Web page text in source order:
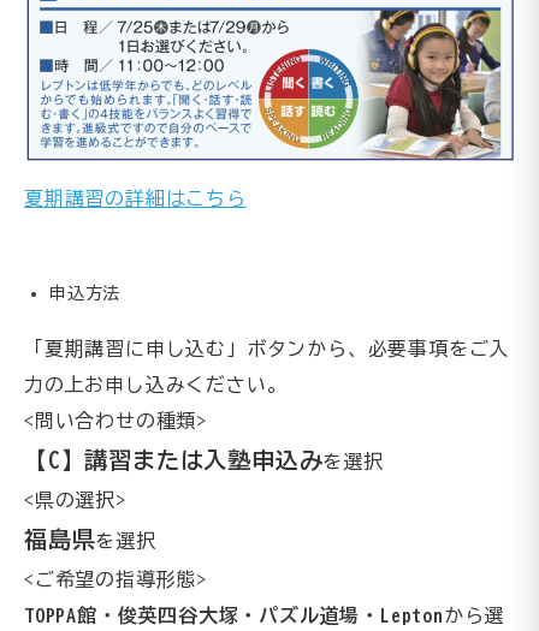
夏期講習の詳細はこちら
申込方法
「夏期講習に申し込む」ボタンから、必要事項をご入
力の上お申し込みください。
<問い合わせの種類>
【C】講習または入塾申込みを選択
<県の選択>
福島県を選択
<ご希望の指導形態>
TOPPA館・俊英四谷大塚・パズル道場・Leptonから選